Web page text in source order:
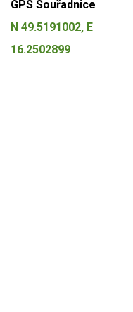
GPS Souřadnice
N 49.5191002, E
16.2502899